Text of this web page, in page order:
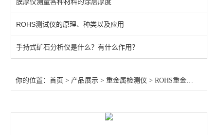
ROHS测试仪的原理、种类以及应用
手持式矿石分析仪是什么？有什么作用？
你的位置：首页 > 产品展示 >重金属检测仪 >ROHS重金属检测仪